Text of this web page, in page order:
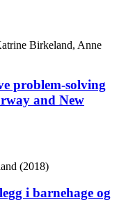
Birkeland, Anne
problem-solving
and New
(2018)
i barnehage og